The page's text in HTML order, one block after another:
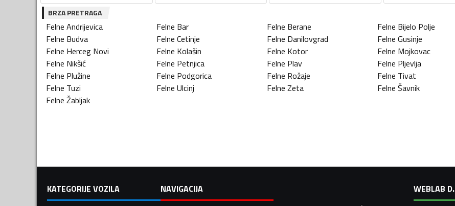
BRZA PRETRAGA
Felne Andrijevica Felne Bar Felne Berane Felne Bijelo Polje
Felne Budva Felne Cetinje Felne Danilovgrad Felne Gusinje
Felne Herceg Novi Felne Kolašin Felne Kotor Felne Mojkovac
Felne Nikšić Felne Petnjica Felne Plav Felne Pljevlja
Felne Plužine Felne Podgorica Felne Rožaje Felne Tivat
Felne Tuzi Felne Ulcinj Felne Zeta Felne Šavnik
Felne Žabljak
KATEGORIJE VOZILA
NAVIGACIJA
WEBLAB